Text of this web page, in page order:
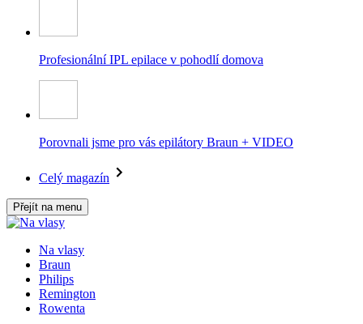
Profesionální IPL epilace v pohodlí domova
Porovnali jsme pro vás epilátory Braun + VIDEO
Celý magazín
Přejít na menu
Na vlasy
Braun
Philips
Remington
Rowenta